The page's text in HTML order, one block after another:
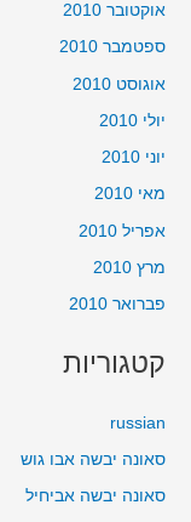
אוקטובר 2010
ספטמבר 2010
אוגוסט 2010
יולי 2010
יוני 2010
מאי 2010
אפריל 2010
מרץ 2010
פברואר 2010
קטגוריות
russian
סאונה יבשה אבו גוש
סאונה יבשה אביחיל